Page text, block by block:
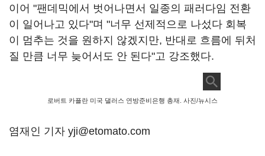
이어 "팬데믹에서 벗어나면서 일종의 패러다임 전환
이 일어나고 있다"며 "너무 선제적으로 나섰다 회복
이 멈추는 것을 원하지 않겠지만, 반대로 흐름에 뒤처
질 만큼 너무 늦어서도 안 된다"고 강조했다.
로버트 카플란 미국 댈러스 연방준비은행 총재. 사진/뉴시스
염재인 기자 yji@etomato.com